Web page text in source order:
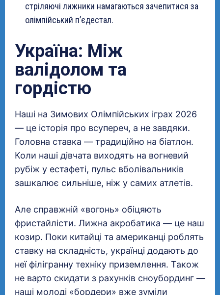
стріляючі лижники намагаються зачепитися за
олімпійський п’єдестал.
Україна: Між
валідолом та
гордістю
Наші на Зимових Олімпійських іграх 2026
— це історія про всупереч, а не завдяки.
Головна ставка — традиційно на біатлон.
Коли наші дівчата виходять на вогневий
рубіж у естафеті, пульс вболівальників
зашкалює сильніше, ніж у самих атлетів.
Але справжній «вогонь» обіцяють
фристайлісти. Лижна акробатика — це наш
козир. Поки китайці та американці роблять
ставку на складність, українці додають до
неї філігранну техніку приземлення. Також
не варто скидати з рахунків сноубординг —
наші молоді «бордери» вже зуміли